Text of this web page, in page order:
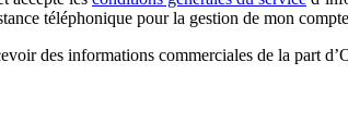
téléphonique pour la gestion de mon
des informations commerciales de la part